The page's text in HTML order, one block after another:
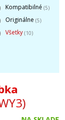
Kompatibilné (5)
Originálne (5)
Všetky (10)